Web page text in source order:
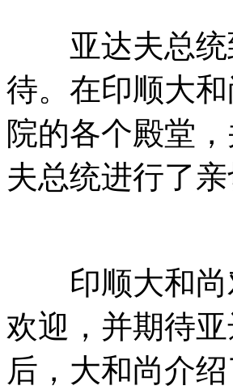
亚达夫总统
待。在印顺大
院的各个殿堂
夫总统进行了
印顺大和尚
欢迎，并期待
后，大和尚介